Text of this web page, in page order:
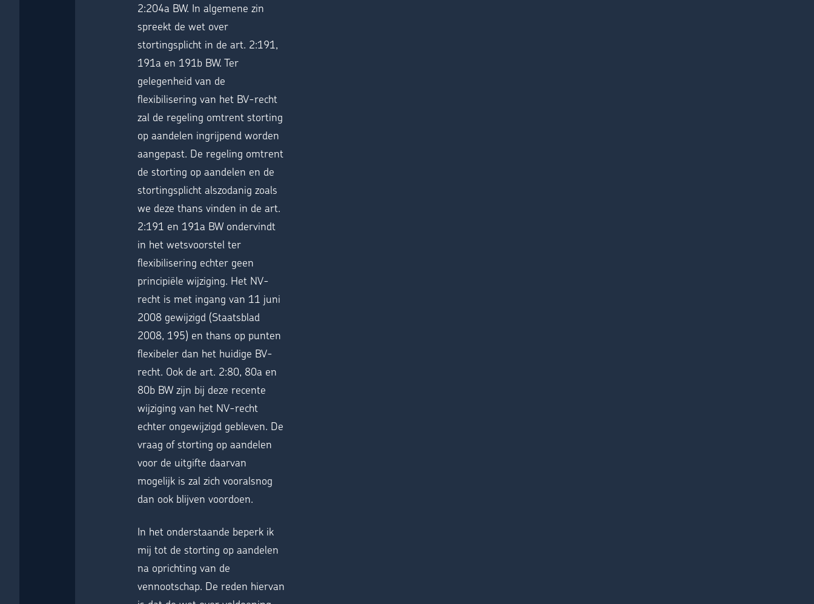
2:204a BW. In algemene zin
spreekt de wet over
stortingsplicht in de art. 2:191,
191a en 191b BW. Ter
gelegenheid van de
flexibilisering van het BV-recht
zal de regeling omtrent storting
op aandelen ingrijpend worden
aangepast. De regeling omtrent
de storting op aandelen en de
stortingsplicht alszodanig zoals
we deze thans vinden in de art.
2:191 en 191a BW ondervindt
in het wetsvoorstel ter
flexibilisering echter geen
principiële wijziging. Het NV-
recht is met ingang van 11 juni
2008 gewijzigd (Staatsblad
2008, 195) en thans op punten
flexibeler dan het huidige BV-
recht. Ook de art. 2:80, 80a en
80b BW zijn bij deze recente
wijziging van het NV-recht
echter ongewijzigd gebleven. De
vraag of storting op aandelen
voor de uitgifte daarvan
mogelijk is zal zich vooralsnog
dan ook blijven voordoen.
In het onderstaande beperk ik
mij tot de storting op aandelen
na oprichting van de
vennootschap. De reden hiervan